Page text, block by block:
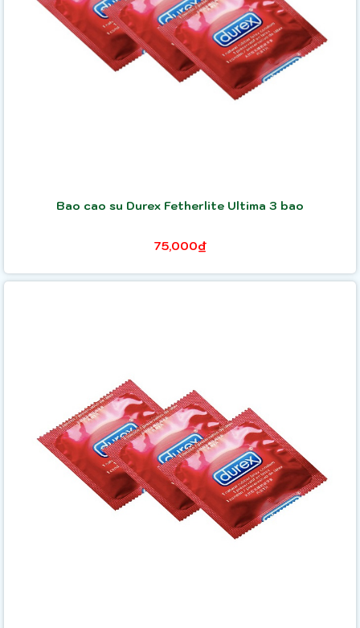
Bao cao su Durex Fetherlite Ultima 3 bao
75,000₫